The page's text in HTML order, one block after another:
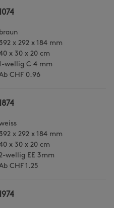
braun
x 292 x 184 mm
x 30 x 20 cm
wellig C 4 mm
CHF 0.96
x 292 x 184 mm
x 30 x 20 cm
wellig EE 3mm
CHF 1.25